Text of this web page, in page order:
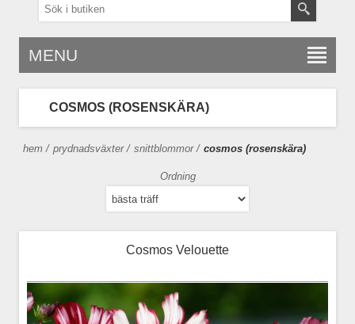
MENU
COSMOS (ROSENSKÄRA)
hem / prydnadsväxter / snittblommor / cosmos (rosenskära)
Ordning
Cosmos Velouette